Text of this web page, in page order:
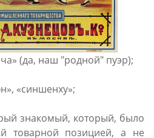
(да, наш "родной" пуэр);
«синшенху»;
знакомый, который, было
товарной позицией, а не